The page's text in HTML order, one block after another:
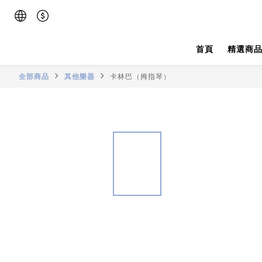
首頁 精選商品
全部商品 其他樂器 卡林巴（拇指琴）